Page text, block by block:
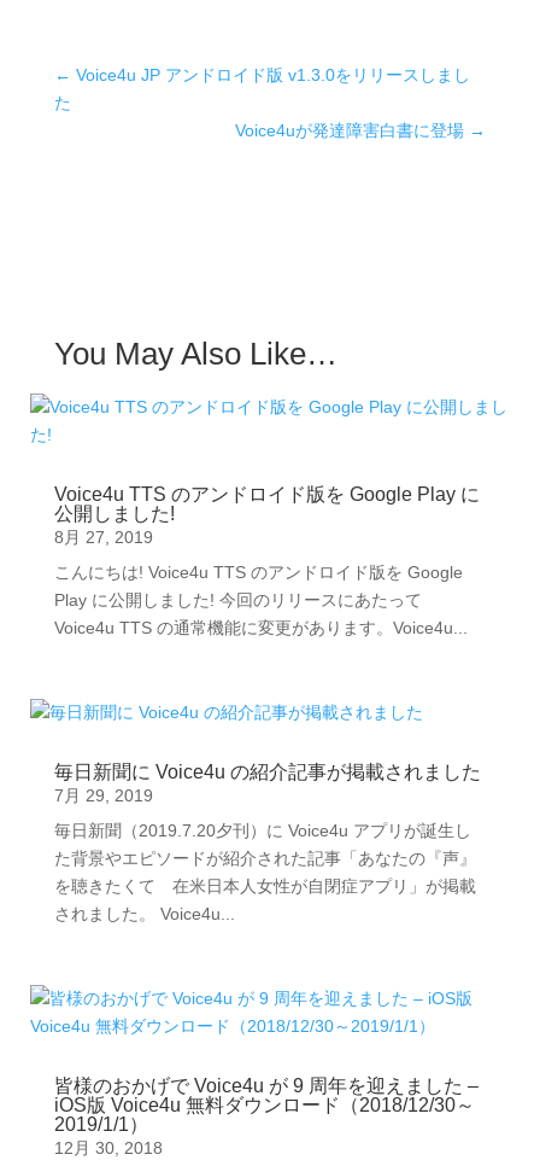
← Voice4u JP アンドロイド版 v1.3.0をリリースしまし
た
Voice4uが発達障害白書に登場 →
You May Also Like…
Voice4u TTS のアンドロイド版を Google Play に
公開しました!
8月 27, 2019
こんにちは! Voice4u TTS のアンドロイド版を Google
Play に公開しました! 今回のリリースにあたって
Voice4u TTS の通常機能に変更があります。Voice4u...
毎日新聞に Voice4u の紹介記事が掲載されました
7月 29, 2019
毎日新聞（2019.7.20夕刊）に Voice4u アプリが誕生し
た背景やエピソードが紹介された記事「あなたの『声』
を聴きたくて 在米日本人女性が自閉症アプリ」が掲載
されました。 Voice4u...
皆様のおかげで Voice4u が 9 周年を迎えました –
iOS版 Voice4u 無料ダウンロード（2018/12/30～
2019/1/1）
12月 30, 2018